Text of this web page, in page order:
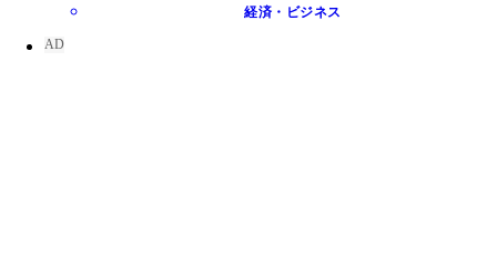
経済・ビジネス